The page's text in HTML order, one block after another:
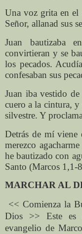
Una voz grita en el
Señor, allanad sus
Juan bautizaba
convirtieran y se
los pecados.
confesaban sus
Juan iba vestido
cuero a la cintura, y
silvestre. Y
Detrás de mí
merezco
he bautizado con
Santo (Marcos 1,1-
MARCHAR AL
<< Comienza la
Dios >> Este es
evangelio de